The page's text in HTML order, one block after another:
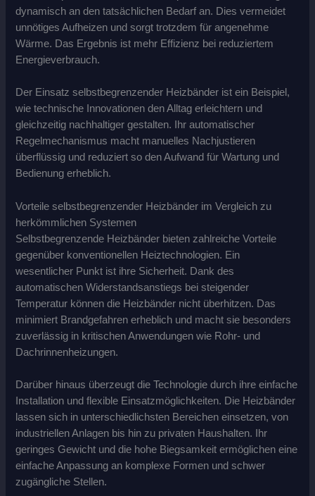
dynamisch an den tatsächlichen Bedarf an. Dies vermeidet
unnötiges Aufheizen und sorgt trotzdem für angenehme
Wärme. Das Ergebnis ist mehr Effizienz bei reduziertem
Energieverbrauch.
Der Einsatz selbstbegrenzender Heizbänder ist ein Beispiel,
wie technische Innovationen den Alltag erleichtern und
gleichzeitig nachhaltiger gestalten. Ihr automatischer
Regelmechanismus macht manuelles Nachjustieren
überflüssig und reduziert so den Aufwand für Wartung und
Bedienung erheblich.
Vorteile selbstbegrenzender Heizbänder im Vergleich zu
herkömmlichen Systemen
Selbstbegrenzende Heizbänder bieten zahlreiche Vorteile
gegenüber konventionellen Heiztechnologien. Ein
wesentlicher Punkt ist ihre Sicherheit. Dank des
automatischen Widerstandsanstiegs bei steigender
Temperatur können die Heizbänder nicht überhitzen. Das
minimiert Brandgefahren erheblich und macht sie besonders
zuverlässig in kritischen Anwendungen wie Rohr- und
Dachrinnenheizungen.
Darüber hinaus überzeugt die Technologie durch ihre einfache
Installation und flexible Einsatzmöglichkeiten. Die Heizbänder
lassen sich in unterschiedlichsten Bereichen einsetzen, von
industriellen Anlagen bis hin zu privaten Haushalten. Ihr
geringes Gewicht und die hohe Biegsamkeit ermöglichen eine
einfache Anpassung an komplexe Formen und schwer
zugängliche Stellen.